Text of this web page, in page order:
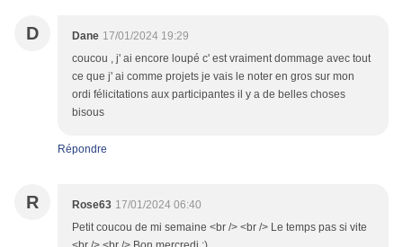
D Dane 17/01/2024 19:29
coucou , j' ai encore loupé c' est vraiment dommage avec tout
ce que j' ai comme projets je vais le noter en gros sur mon
ordi félicitations aux participantes il y a de belles choses
bisous
Répondre
R Rose63 17/01/2024 06:40
Petit coucou de mi semaine <br /> <br /> Le temps pas si vite